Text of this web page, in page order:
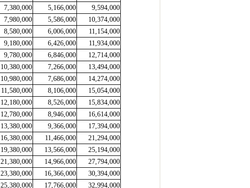
7,380,000 5,166,000
9,594,000
7,980,000 5,586,000
10,374,000
8,580,000 6,006,000
11,154,000
9,180,000 6,426,000
11,934,000
9,780,000 6,846,000
12,714,000
10,380,000 7,266,000
13,494,000
10,980,000 7,686,000
14,274,000
11,580,000 8,106,000
15,054,000
12,180,000 8,526,000
15,834,000
12,780,000 8,946,000
16,614,000
13,380,000 9,366,000
17,394,000
16,380,000 11,466,000
21,294,000
19,380,000 13,566,000
25,194,000
21,380,000 14,966,000
27,794,000
23,380,000 16,366,000
30,394,000
25,380,000 17,766,000 32,994,000